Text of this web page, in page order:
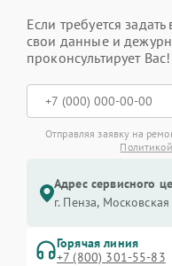
Если требуется
свои данные и
проконсультирует Вас!
Отправляя заявку на
Адрес сервисного
г. Пенза,
Горячая линия
+7 (800) 301-55-83